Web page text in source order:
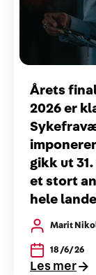
Årets
2026 er
gikk ut
et stort
hele
Marit
18/6/26
Les mer